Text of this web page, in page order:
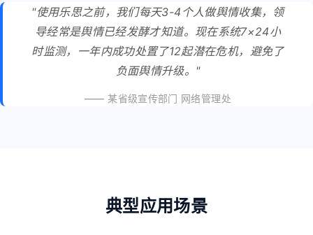
"使用乐思之前，我们每天3-4个人做舆情收集，领
导经常是舆情已经发酵才知道。现在系统7×24小
时监测，一年内成功处置了12起潜在危机，避免了
负面舆情升级。"
—— 某省级宣传部门 网络管理处
典型应用场景